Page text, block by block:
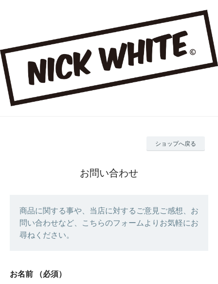
ショップへ戻る
お問い合わせ
商品に関する事や、当店に対するご意見ご感想、お
問い合わせなど、こちらのフォームよりお気軽にお
尋ねください。
お名前 （必須）